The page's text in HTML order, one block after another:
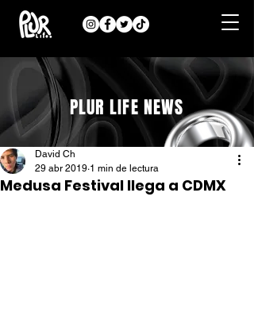
PLUR LIFE NEWS
Medusa Festival llega a CDMX
David Ch
29 abr 2019 1 min de lectura